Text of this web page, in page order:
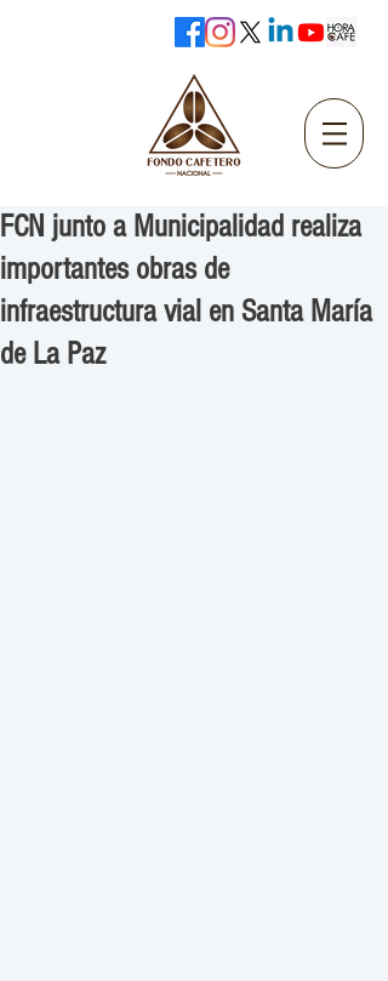
FCN junto a Municipalidad realiza
importantes obras de
infraestructura vial en Santa María
de La Paz